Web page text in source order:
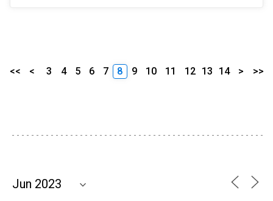
<< < 3 4 5 6 7 8 9 10 11 12 13 14 > >>